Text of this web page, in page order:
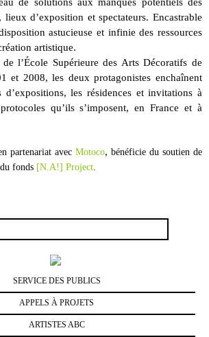
lieux d’exposition et spectateurs. Encastrable
astucieuse et infinie des ressources
artistique.
l’École Supérieure des Arts Décoratifs de
et 2008, les deux protagonistes enchaînent
d’expositions, les résidences et invitations à
qu’ils s’imposent, en France et à
partenariat avec Motoco, bénéficie du soutien de
fonds [N.A!] Project.
SERVICE DES PUBLICS
APPELS À PROJETS
ARTISTES ABC